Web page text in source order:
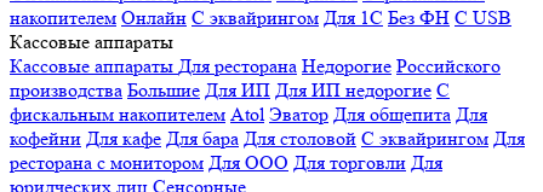
накопителем Онлайн С эквайрингом Для 1С Без ФН С USB
Кассовые аппараты
Кассовые аппараты Для ресторана Недорогие Российского
производства Большие Для ИП Для ИП недорогие С
фискальным накопителем Atol Эватор Для общепита Для
кофейни Для кафе Для бара Для столовой С эквайрингом Для
ресторана с монитором Для ООО Для торговли Для
юридческих лиц Сенсорные